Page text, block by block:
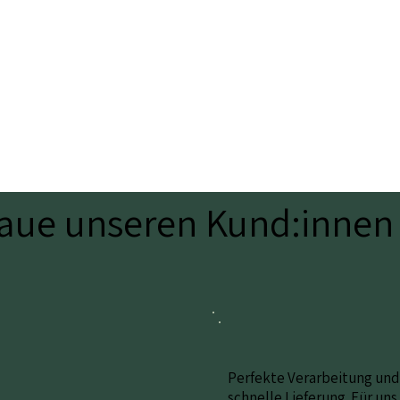
unseren Kund:innen
Perfekte Verarbeitung